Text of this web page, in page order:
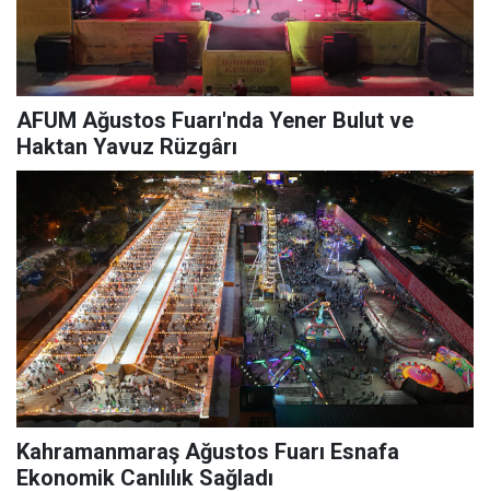
AFUM Ağustos Fuarı'nda Yener Bulut ve
Haktan Yavuz Rüzgârı
Kahramanmaraş Ağustos Fuarı Esnafa
Ekonomik Canlılık Sağladı